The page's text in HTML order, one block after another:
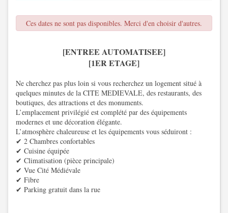
Ces dates ne sont pas disponibles. Merci d'en choisir d'autres.
[ENTREE AUTOMATISEE]
[1ER ETAGE]
Ne cherchez pas plus loin si vous recherchez un logement situé à
quelques minutes de la CITE MEDIEVALE, des restaurants, des
boutiques, des attractions et des monuments.
L’emplacement privilégié est complété par des équipements
modernes et une décoration élégante.
L’atmosphère chaleureuse et les équipements vous séduiront :
✔ 2 Chambres confortables
✔ Cuisine équipée
✔ Climatisation (pièce principale)
✔ Vue Cité Médiévale
✔ Fibre
✔ Parking gratuit dans la rue